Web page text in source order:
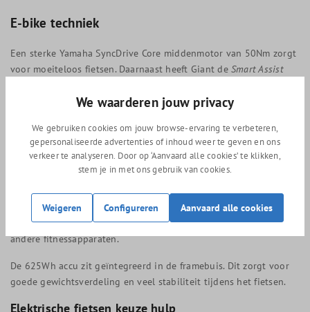
E-bike techniek
Een sterke Yamaha SyncDrive Core middenmotor van 50Nm zorgt
voor moeiteloos fietsen. Daarnaast heeft Giant de Smart Assist
ondersteuning bepaald die op dat moment nodig is. Zo beschik
acculading.
De bediening gaat middels de twee-in-een bedieningsunit met
geïntegreerd kleurendisplay. Hiermee bepaal je eenvoudig de
gewenste ondersteuningsmodus en kies je welke informatie er op
het display wordt weergegeven. Het display is tevens voorzien
van ANT+ aansluiting voor koppeling met een hartslagmeter of
andere fitnessapparaten.
De 625Wh accu zit geïntegreerd in de framebuis. Dit zorgt voor
goede gewichtsverdeling en veel stabiliteit tijdens het fietsen.
Elektrische fietsen keuze hulp
We waarderen jouw privacy
We gebruiken cookies om jouw browse-ervaring te verbeteren,
gepersonaliseerde advertenties of inhoud weer te geven en ons
verkeer te analyseren. Door op ‘Aanvaard alle cookies’ te klikken,
stem je in met ons gebruik van cookies.
Weigeren Configureren Aanvaard alle cookies